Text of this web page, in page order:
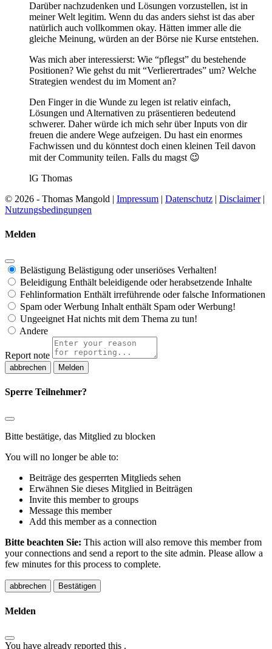
Darüber nachzudenken und Lösungen vorzustellen, ist in
meiner Welt legitim. Wenn du das anders siehst ist das aber
natürlich auch vollkommen okay. Hätten immer alle die
gleiche Meinung, würden an der Börse nie Kurse entstehen.
Was mich aber interessierst: Wie “pflegst” du bestehende
Positionen? Wie gehst du mit “Verlierertrades” um? Welche
Strategien wendest du im Moment an?
Den Finger in die Wunde zu legen ist relativ einfach,
Lösungen und Alternativen zu präsentieren bedeutend
schwerer. Daher würde ich mich sehr über Inputs von dir
freuen die andere Wege aufzeigen. Du hast ein enormes
Fachwissen und du könntest doch einen kleinen Teil davon
mit der Community teilen. Falls du magst 😉
lG Thomas
© 2026 - Thomas Mangold | Impressum | Datenschutz | Disclaimer|
Nutzungsbedingungen
Melden
Belästigung Belästigung oder unseriöses Verhalten!
Beleidigung Enthält beleidigende oder herabsetzende Inhalte
Fehlinformation Enthält irreführende oder falsche Informationen
Spam oder Werbung Inhalt enthält Spam oder Werbung!
Ungeeignet Hat nichts mit dem Thema zu tun!
Andere
Report note
Melden
Sperre Teilnehmer?
Bitte bestätige, das Mitglied zu blocken
You will no longer be able to:
Beiträge des gesperrten Mitglieds sehen
Erwähnen Sie dieses Mitglied in Beiträgen
Invite this member to groups
Message this member
Add this member as a connection
Bitte beachten Sie: This action will also remove this member from
your connections and send a report to the site admin. Please allow a
few minutes for this process to complete.
Bestätigen
Melden
You have already reported this .